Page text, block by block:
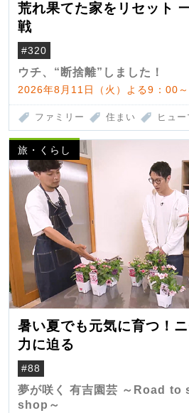
荒れ果てた家をリセット
戦
#320
ウチ、“断捨離”しました！
2026年8月11日（火）よる9：00
ファミリー 住まい ヒュー
旅・くらし
暑い夏でも元気に育つ！
力に迫る
#88
夢が咲く 有吉園芸 ～Road
shop～